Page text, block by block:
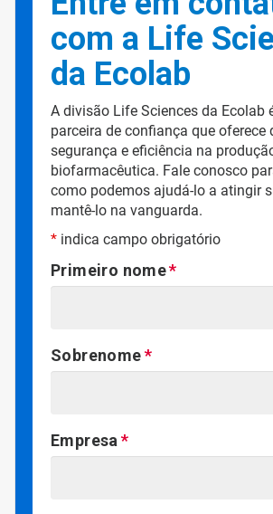
com a Life
da Ecolab
A divisão Life Sciences da Ecolab
parceira de confiança que oferece
segurança e eficiência na
biofarmacêutica. Fale conosco
como podemos ajudá-lo a atingir
mantê-lo na vanguarda.
* indica campo obrigatório
Primeiro nome
Sobrenome
Empresa